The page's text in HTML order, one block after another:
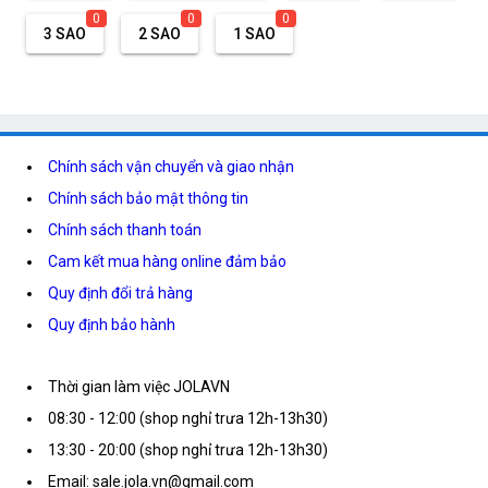
3 SAO
0
2 SAO
0
1 SAO
0
Chính sách vận chuyển và giao nhận
Chính sách bảo mật thông tin
Chính sách thanh toán
Cam kết mua hàng online đảm bảo
Quy định đổi trả hàng
Quy định bảo hành
Thời gian làm việc JOLAVN
08:30 - 12:00 (shop nghỉ trưa 12h-13h30)
13:30 - 20:00 (shop nghỉ trưa 12h-13h30)
Email: sale.jola.vn@gmail.com